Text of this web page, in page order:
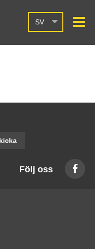
SV
Följ oss